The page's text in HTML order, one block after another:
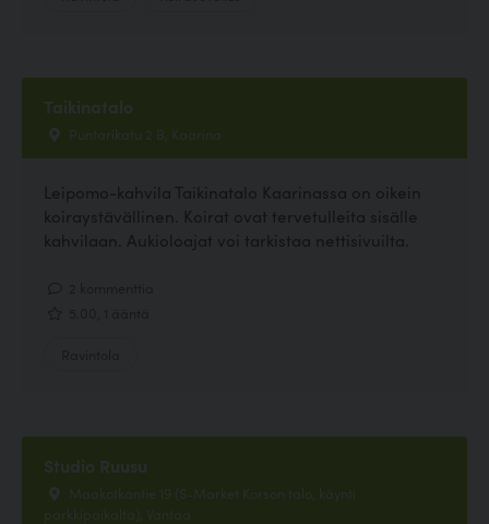
Taikinatalo
Puntarikatu 2 B, Kaarina
Leipomo-kahvila Taikinatalo Kaarinassa on oikein
koiraystävällinen. Koirat ovat tervetulleita sisälle
kahvilaan. Aukioloajat voi tarkistaa nettisivuilta.
Studio Ruusu
Maakotkantie 19 (S-Market Korson talo, käynti
parkkipaikalta), Vantaa